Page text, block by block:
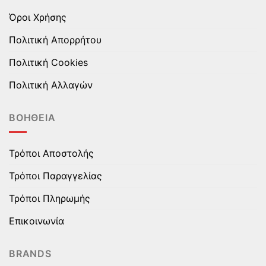
Όροι Χρήσης
Πολιτική Απορρήτου
Πολιτική Cookies
Πολιτική Αλλαγών
ΒΟΉΘΕΙΑ
Τρόποι Αποστολής
Τρόποι Παραγγελίας
Τρόποι Πληρωμής
Επικοινωνία
BRANDS